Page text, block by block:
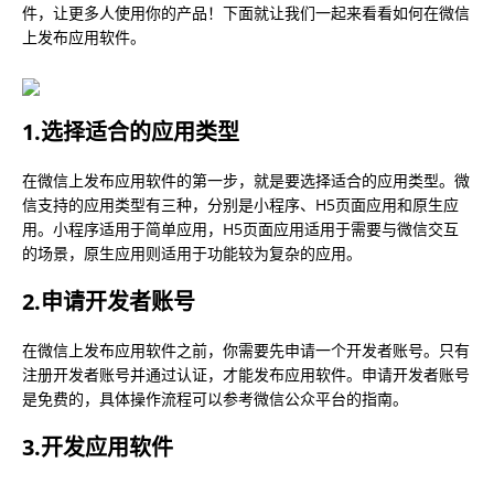
件，让更多人使用你的产品！下面就让我们一起来看看如何在微信
上发布应用软件。
1.选择适合的应用类型
在微信上发布应用软件的第一步，就是要选择适合的应用类型。微
信支持的应用类型有三种，分别是小程序、H5页面应用和原生应
用。小程序适用于简单应用，H5页面应用适用于需要与微信交互
的场景，原生应用则适用于功能较为复杂的应用。
2.申请开发者账号
在微信上发布应用软件之前，你需要先申请一个开发者账号。只有
注册开发者账号并通过认证，才能发布应用软件。申请开发者账号
是免费的，具体操作流程可以参考微信公众平台的指南。
3.开发应用软件